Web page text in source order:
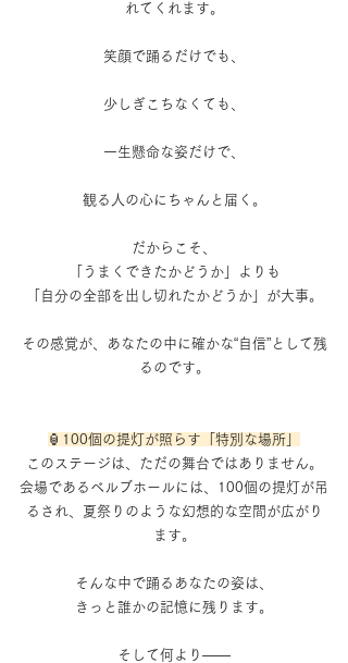
れてくれます。
笑顔で踊るだけでも、
少しぎこちなくても、
一生懸命な姿だけで、
観る人の心にちゃんと届く。
だからこそ、
「うまくできたかどうか」よりも
「自分の全部を出し切れたかどうか」が大事。
その感覚が、あなたの中に確かな“自信”として残
るのです。
🏮100個の提灯が照らす「特別な場所」
このステージは、ただの舞台ではありません。
会場であるベルブホールには、100個の提灯が吊
るされ、夏祭りのような幻想的な空間が広がり
ます。
そんな中で踊るあなたの姿は、
きっと誰かの記憶に残ります。
そして何より――